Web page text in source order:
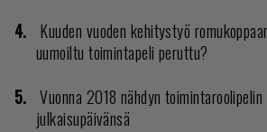
Kuuden vuoden kehitystyö
uumoiltu toimintapeli peruttu?
Vuonna 2018 nähdyn
julkaisupäivänsä